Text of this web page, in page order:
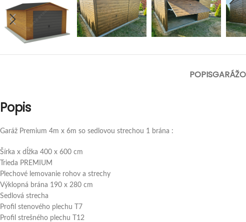
POPIS
Popis
Garáž Premium 4m x 6m so sedlovou strechou 1 brána :
Šírka x dĺžka 400 x 600 cm
Trieda PREMIUM
Plechové lemovanie rohov a strechy
Výklopná brána 190 x 280 cm
Sedlová strecha
Profil stenového plechu T7
Profil strešného plechu T12